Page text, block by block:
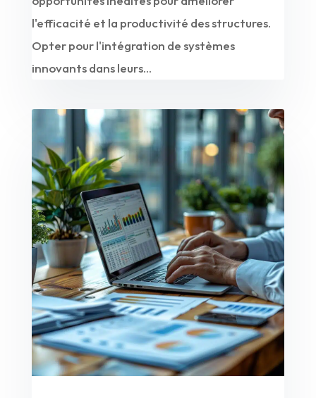
l'efficacité et la productivité des structures.
Opter pour l'intégration de systèmes
innovants dans leurs...